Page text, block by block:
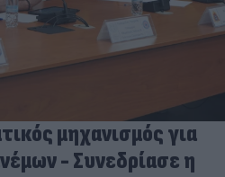
μηχανισμός για
- Συνεδρίασε η